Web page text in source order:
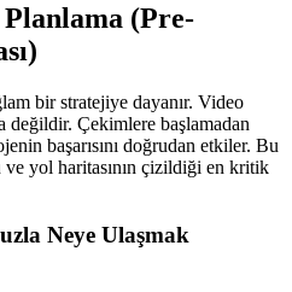
(Pre-
bir stratejiye dayanır. Video
değildir. Çekimlere başlamadan
başarısını doğrudan etkiler. Bu
yol haritasının çizildiği en kritik
Neye Ulaşmak